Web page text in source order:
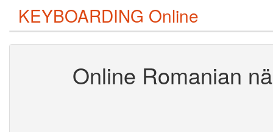
KEYBOARDING Online
Online Romanian